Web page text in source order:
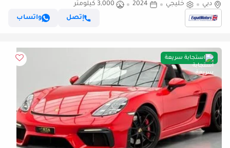
دبي
خليجي 2024
3,000 كيلومتر
إتصل
واتساب
استجابة سريعة